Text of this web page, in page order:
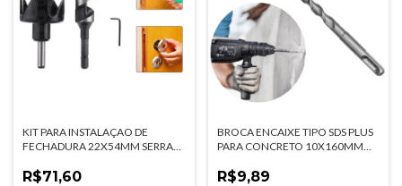
KIT PARA INSTALAÇAO DE
FECHADURA 22X54MM SERRA
R$71,60
BROCA ENCAIXE TIPO SDS PLUS
PARA CONCRETO 10X160MM
R$9,89